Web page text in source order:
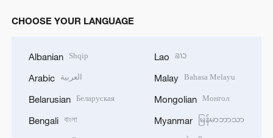
CHOOSE YOUR LANGUAGE
Albanian Shqip
Arabic العربية
Belarusian Беларуская
Bengali বাংলা
Lao ລາວ
Malay Bahasa Melayu
Mongolian Монгол
Myanmar မြန်မာဘာသာ